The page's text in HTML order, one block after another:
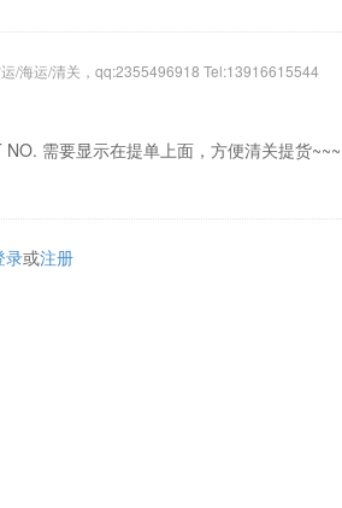
/海运/清关，qq:2355496918 Tel:13916615544
需要显示在提单上面，方便清关提货~~~
录或注册